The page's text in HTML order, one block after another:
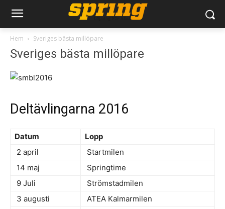
Hem Sveriges bästa millöpare
Sveriges bästa millöpare
Deltävlingarna 2016
Datum
Lopp
2 april
Startmilen
14 maj
Springtime
9 Juli
Strömstadmilen
3 augusti
ATEA Kalmarmilen